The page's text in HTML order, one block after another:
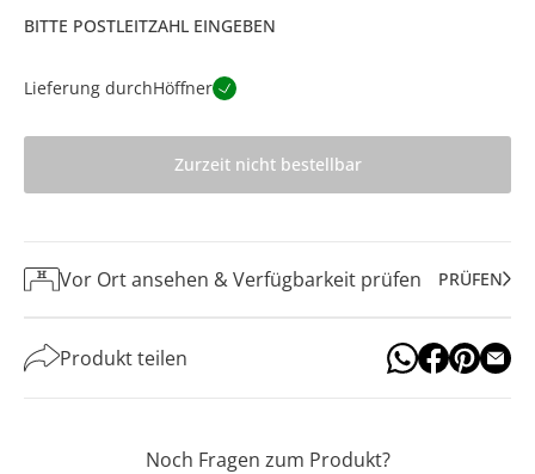
BITTE POSTLEITZAHL EINGEBEN
Lieferung durchHöffner
Zurzeit nicht bestellbar
Vor Ort ansehen & Verfügbarkeit prüfen PRÜFEN
Produkt teilen
Noch Fragen zum Produkt?